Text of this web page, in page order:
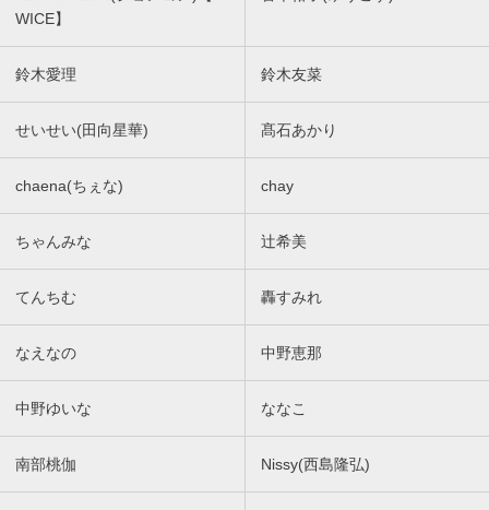
WICE】
鈴木愛理 鈴木友菜
せいせい(田向星華) 髙石あかり
chaena(ちぇな) chay
ちゃんみな 辻希美
てんちむ 轟すみれ
なえなの 中野恵那
中野ゆいな ななこ
南部桃伽 Nissy(西島隆弘)